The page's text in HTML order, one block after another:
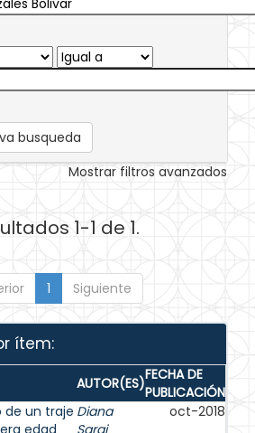
busqueda
Mostrar filtros avanzados
1-1 de 1.
1 Siguiente
ítem:
AUTOR(ES)FECHA DE
PUBLICACIÓN
de un traje
edad
Diana
Sarai
oct-2018